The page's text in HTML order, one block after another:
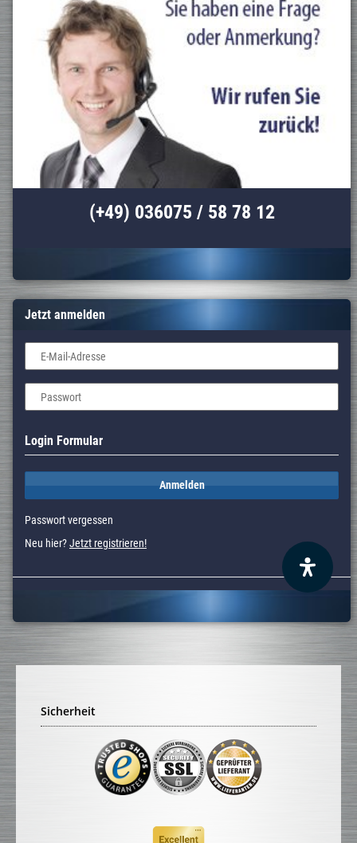
(+49) 036075 / 58 78 12
Jetzt anmelden
E-Mail-Adresse
Passwort
Login Formular
Anmelden
Passwort vergessen
Neu hier?Jetzt registrieren!
Sicherheit